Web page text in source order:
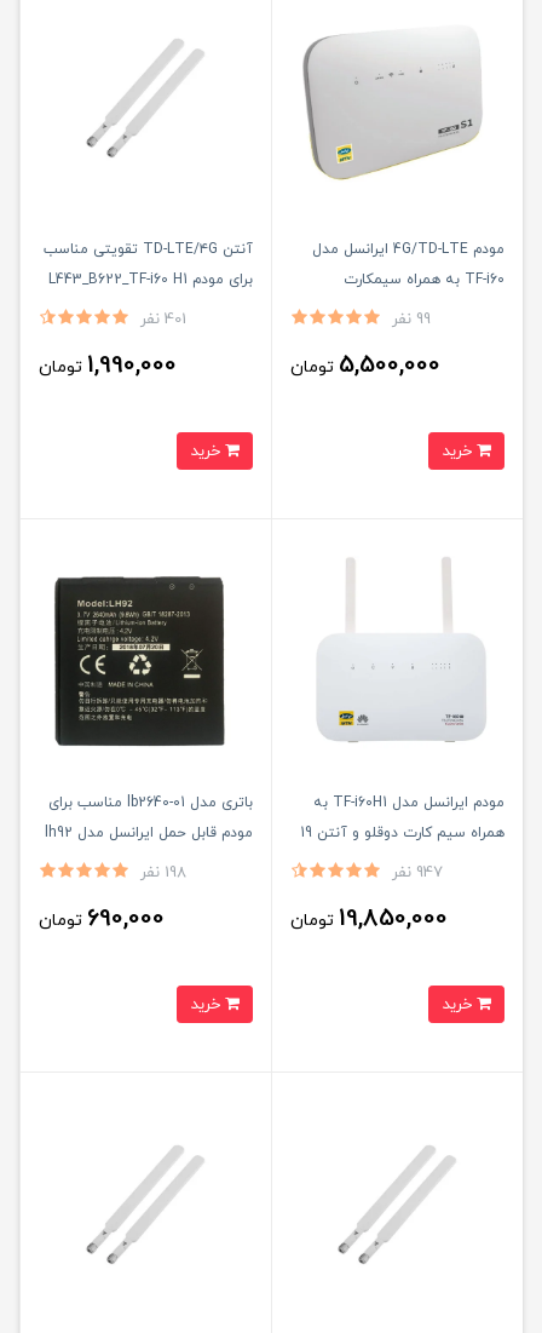
مودم 4G/TD-LTE ایرانسل مدل
TF-i60 به همراه سیمکارت
4G/LTE دائمی طلایی و 20 گیگ
99 نفر
5,500,000 تومان
آنتن TD-LTE/۴G تقویتی مناسب
برای مودم L443_B622_TF-i60 H1
_U.TEL _B311 _ B612 _i40.B1بسته
401 نفر
1,990,000 تومان
مودم ایرانسل مدل TF-i60H1 به
همراه سیم کارت دوقلو و آنتن 19
947 نفر
19,850,000 تومان
باتری مدل lb2640-01 مناسب برای
مودم قابل حمل ایرانسل مدل lh92
198 نفر
690,000 تومان